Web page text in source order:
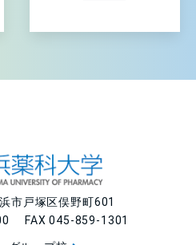
市戸塚区俣野町601
FAX 045-859-1301